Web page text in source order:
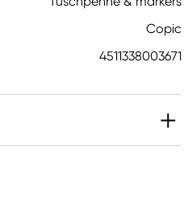
Copic
4511338003671